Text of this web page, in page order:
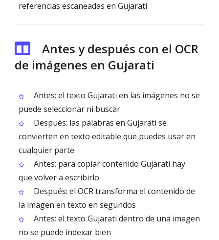
referencias escaneadas en Gujarati
Antes y después con el OCR
de imágenes en Gujarati
Antes: el texto Gujarati en las imágenes no se
puede seleccionar ni buscar
Después: las palabras en Gujarati se
convierten en texto editable que puedes usar en
cualquier parte
Antes: para copiar contenido Gujarati hay
que volver a escribirlo
Después: el OCR transforma el contenido de
la imagen en texto en segundos
Antes: el texto Gujarati dentro de una imagen
no se puede indexar bien